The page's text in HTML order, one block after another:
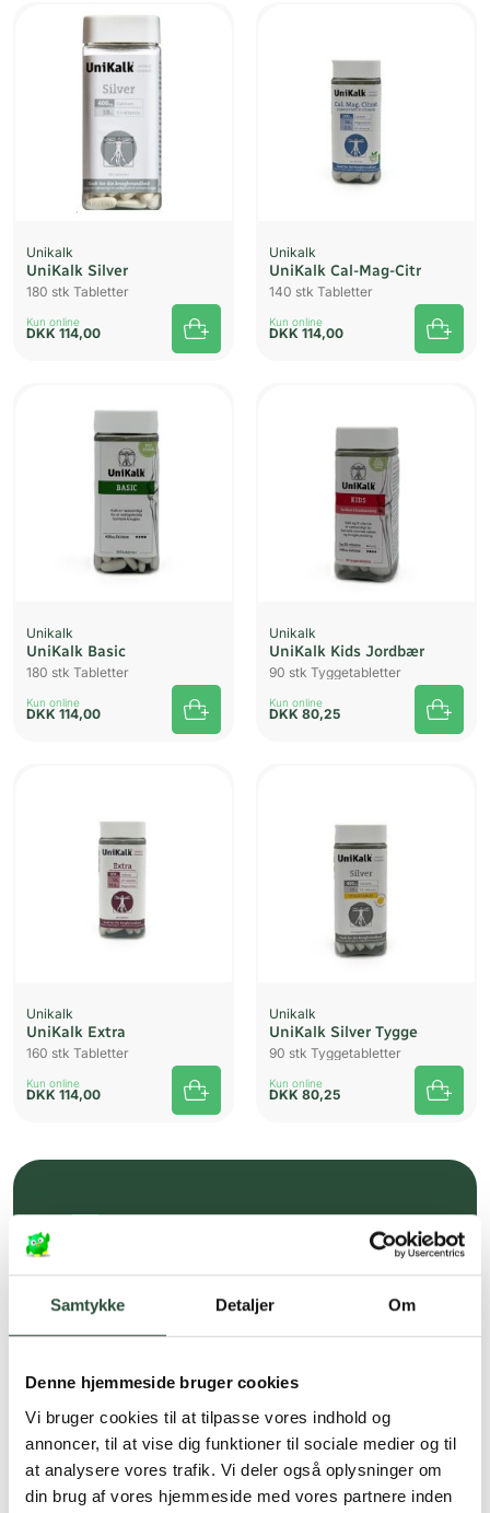
Samtykke Detaljer Om
Denne hjemmeside bruger cookies
Vi bruger cookies til at tilpasse vores indhold og
annoncer, til at vise dig funktioner til sociale medier og til
at analysere vores trafik. Vi deler også oplysninger om
din brug af vores hjemmeside med vores partnere inden
Unikalk
UniKalk Silver
180 stk Tabletter
Kun online
DKK 114,00
Unikalk
UniKalk Cal-Mag-Citr
140 stk Tabletter
Kun online
DKK 114,00
Unikalk
UniKalk Basic
180 stk Tabletter
Kun online
DKK 114,00
Unikalk
UniKalk Kids Jordbær
90 stk Tyggetabletter
Kun online
DKK 80,25
Unikalk
UniKalk Extra
160 stk Tabletter
Kun online
DKK 114,00
Unikalk
UniKalk Silver Tygge
90 stk Tyggetabletter
Kun online
DKK 80,25
Personlig rådgivning
Få hjælp til din webordre
Hurtig levering (30 min. i Kbh)
Hurtigt leveringen via GLS, og DAO
Faste lave priser*